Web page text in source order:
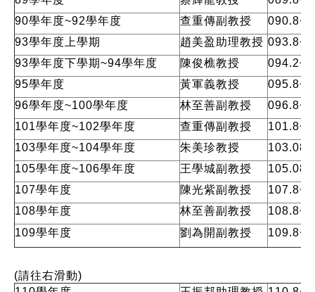
90學年度~92學年度
查重傳副教授
93學年度上學期
趙美盈助理教授
93學年度下學期~94學年度
陳俊樵教授
95學年度
黃軍義教授
96學年度~100學年度
林至善副教授
101學年度~102學年度
查重傳副教授
103學年度~104學年度
朱美珍教授
105學年度~106學年度
王學城副教授
107學年度
陳光紫副教授
108學年度
林至善副教授
109學年度
劉為開副教授 109.8~
(請往右滑動)